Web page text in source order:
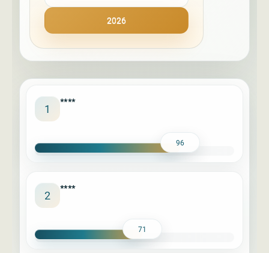
2026
1 ****
96
2 ****
71